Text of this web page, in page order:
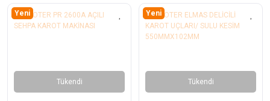
Yeni
Tükendi
Yeni
Tükendi